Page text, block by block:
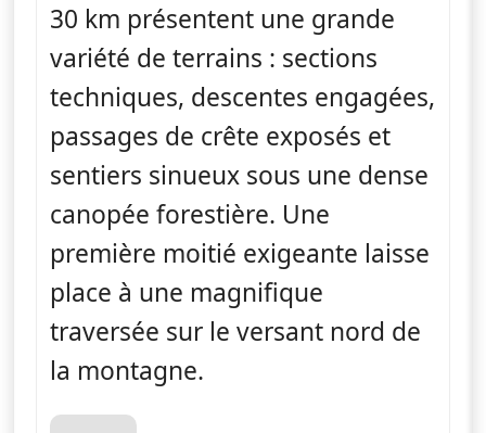
30 km présentent une grande
variété de terrains : sections
techniques, descentes engagées,
passages de crête exposés et
sentiers sinueux sous une dense
canopée forestière. Une
première moitié exigeante laisse
place à une magnifique
traversée sur le versant nord de
la montagne.